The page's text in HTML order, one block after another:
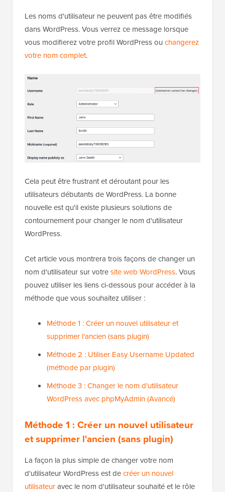
Les noms d'utilisateur ne peuvent pas être modifiés
dans WordPress. Vous verrez ce message lorsque
vous modifierez votre profil WordPress ou changerez
votre nom complet.
Cela peut être frustrant et déroutant pour les
utilisateurs débutants de WordPress. La bonne
nouvelle est qu'il existe plusieurs solutions de
contournement pour changer le nom d'utilisateur
WordPress.
Cet article vous montrera trois façons de changer un
nom d'utilisateur sur votresite web WordPress. Vous
pouvez utiliser les liens ci-dessous pour accéder à la
méthode que vous souhaitez utiliser :
Méthode 1 : Créer un nouvel utilisateur et
supprimer l'ancien (sans plugin)
Méthode 2 : Utiliser Easy Username Updated
(méthode par plugin)
Méthode 3 : Changer le nom d'utilisateur
WordPress avec phpMyAdmin (Avancé)
Méthode 1 : Créer un nouvel utilisateur
et supprimer l'ancien (sans plugin)
La façon la plus simple de changer votre nom
d'utilisateur WordPress est decréer un nouvel
utilisateuravec le nom d'utilisateur souhaité et le rôle